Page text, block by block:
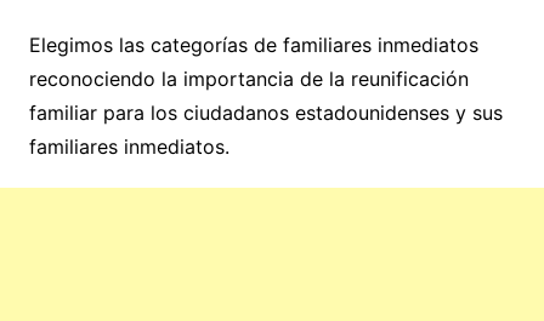
Elegimos las categorías de familiares inmediatos
reconociendo la importancia de la reunificación
familiar para los ciudadanos estadounidenses y sus
familiares inmediatos.